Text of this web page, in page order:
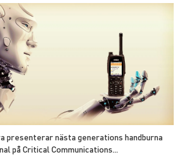
presenterar nästa generations handburna
på Critical Communications...